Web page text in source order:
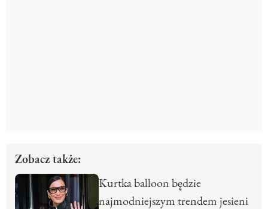
Zobacz także:
Kurtka balloon będzie
najmodniejszym trendem jesieni